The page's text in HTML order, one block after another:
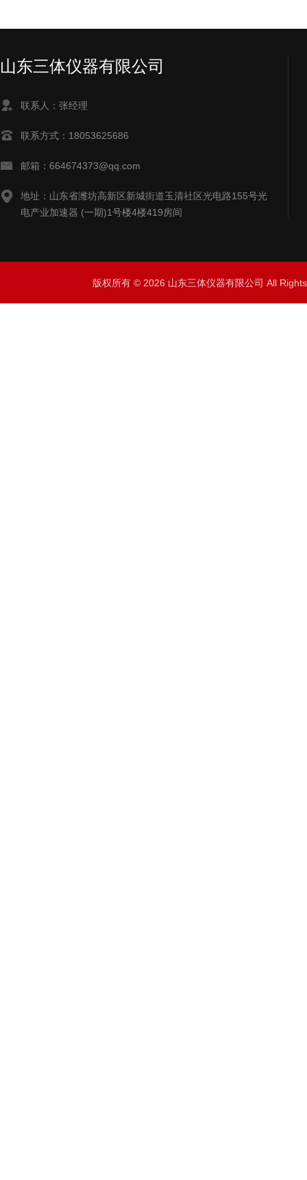
山东三体仪器有限公司
联系人：张经理
联系方式：18053625686
邮箱：664674373@qq.com
地址：山东省潍坊高新区新城街道玉清社区光电路155号光
电产业加速器 (一期)1号楼4楼419房间
版权所有 © 2026 山东三体仪器有限公司 All